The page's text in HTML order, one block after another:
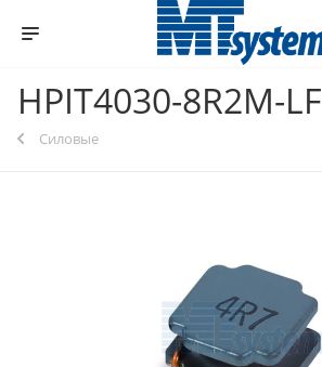
HPIT4030-8R2M-LF
Силовые